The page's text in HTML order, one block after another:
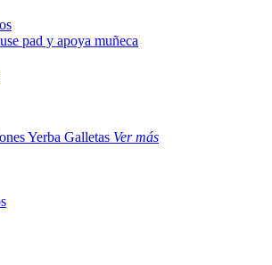
pad y apoya muñeca
Yerba Galletas Ver más